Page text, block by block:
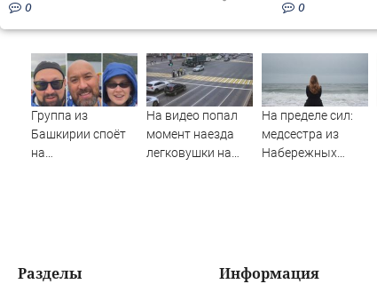
0
0
Группа из
Башкирии споёт
на
На видео попал
момент наезда
легковушки на
На пределе сил:
медсестра из
Набережных
Разделы Информация